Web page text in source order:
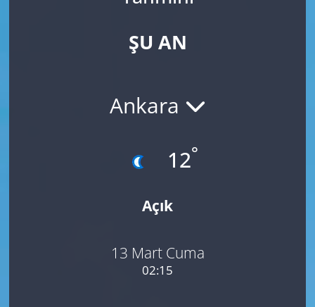
ŞU AN
Ankara
12°
Açık
13 Mart Cuma
02:15